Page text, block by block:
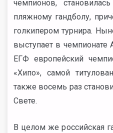
чемпионов,
пляжному гандболу,
голкипером турнира.
выступает в чемпионате
ЕГФ европейский
«Хипо», самой
также восемь раз
Свете.
В целом же российская